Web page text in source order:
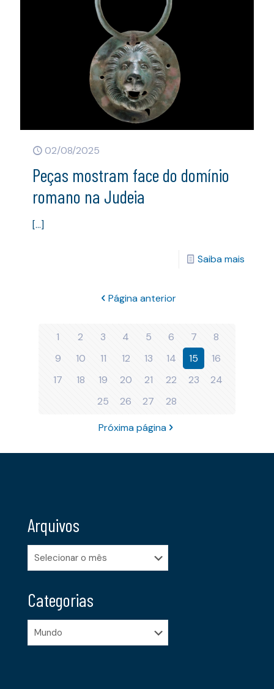
02/08/2025
Peças mostram face do domínio
romano na Judeia
[…]
Saiba mais
Página anterior
1 2 3 4 5 6 7
8
9
10 11 12 13 14 15
16
17
18 19 20 21 22 23
24
25
26 27 28
Próxima página
Arquivos
Arquivos
Categorias
Categorias